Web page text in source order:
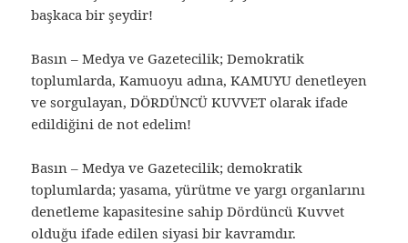
başkaca bir şeydir!
Basın – Medya ve Gazetecilik; Demokratik
toplumlarda, Kamuoyu adına, KAMUYU denetleyen
ve sorgulayan, DÖRDÜNCÜ KUVVET olarak ifade
edildiğini de not edelim!
Basın – Medya ve Gazetecilik; demokratik
toplumlarda; yasama, yürütme ve yargı organlarını
denetleme kapasitesine sahip Dördüncü Kuvvet
olduğu ifade edilen siyasi bir kavramdır.